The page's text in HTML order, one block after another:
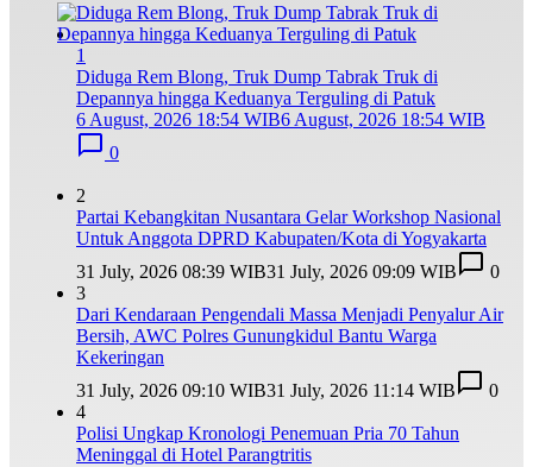
1
Diduga Rem Blong, Truk Dump Tabrak Truk di
Depannya hingga Keduanya Terguling di Patuk
6 August, 2026 18:54 WIB6 August, 2026 18:54 WIB
0
2
Partai Kebangkitan Nusantara Gelar Workshop Nasional
Untuk Anggota DPRD Kabupaten/Kota di Yogyakarta
31 July, 2026 08:39 WIB31 July, 2026 09:09 WIB
0
3
Dari Kendaraan Pengendali Massa Menjadi Penyalur Air
Bersih, AWC Polres Gunungkidul Bantu Warga
Kekeringan
31 July, 2026 09:10 WIB31 July, 2026 11:14 WIB
0
4
Polisi Ungkap Kronologi Penemuan Pria 70 Tahun
Meninggal di Hotel Parangtritis